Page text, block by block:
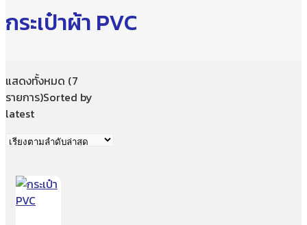
กระเป๋าผ้า PVC
แสดงทั้งหมด (7
รายการ)Sorted by
latest